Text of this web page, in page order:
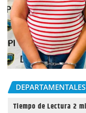
DEPARTAMENTALES